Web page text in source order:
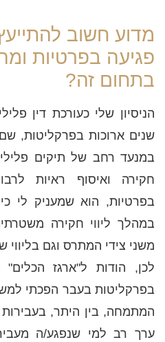
מדוע חשוב
פגיעה בפרטיות
בתחום זה?
הניסיון שלי כעורכת דין
שנים ארוכות בפרקליטות, שם
במנעד רחב של תיקים
חקירה ואיסוף ראיות
בפרטיות, הוא שמעניק לי
במהלך ליווי חקירה
משני צידי המתרס וגם בליווי
לכן, הודות ל"ארגז
בפרקליטות בעבר הפכתי
המתמחה, בין היתר,
ערך רב למי שנפגע/ה